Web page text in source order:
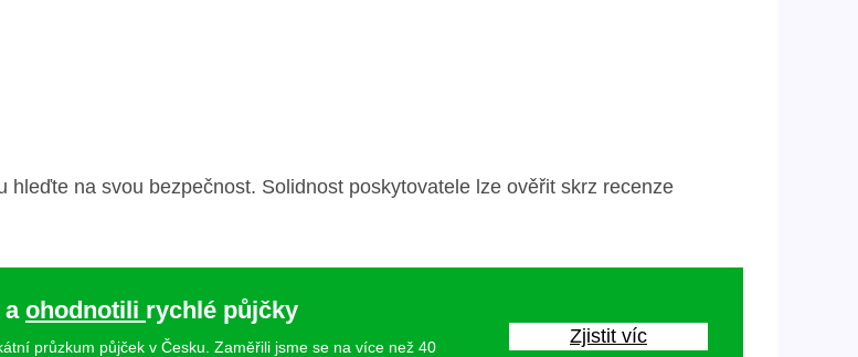
hleďte na svou bezpečnost. Solidnost poskytovatele lze ověřit skrz recenze
a ohodnotili rychlé půjčky
průzkum půjček v Česku. Zaměřili jsme se na více než 40
Zjistit víc